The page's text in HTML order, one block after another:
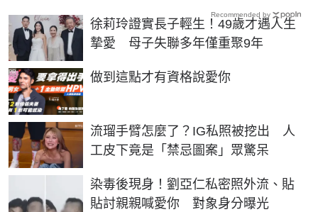
徐莉玲證實長子輕生！49歲才遇人生
摯愛 母子失聯多年僅重聚9年
做到這點才有資格說愛你
PR
流瑠手臂怎麼了？IG私照被挖出 人
工皮下竟是「禁忌圖案」眾驚呆
染毒後現身！劉亞仁私密照外流、貼
貼討親親喊愛你 對象身分曝光
Recommended by